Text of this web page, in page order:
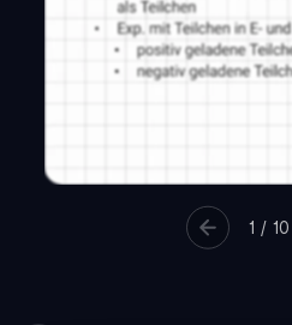
1 / 10